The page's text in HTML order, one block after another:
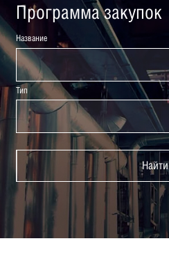
Программа закупок
Название
Тип
Найти